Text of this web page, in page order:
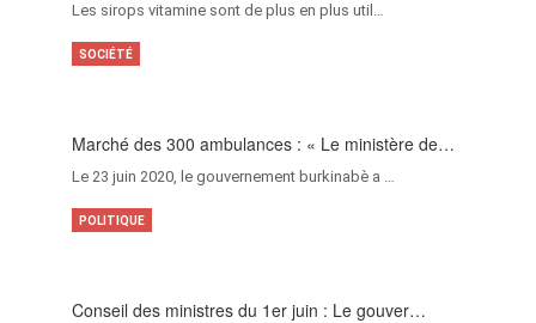
Les sirops vitamine sont de plus en plus util…
Marché des 300 ambulances : « Le ministère de…
Le 23 juin 2020, le gouvernement burkinabè a …
SOCIÉTÉ
Conseil des ministres du 1er juin : Le gouver…
POLITIQUE